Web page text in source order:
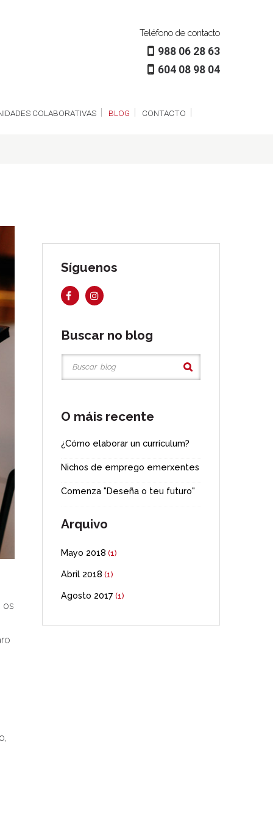
Teléfono de contacto
988 06 28 63
604 08 98 04
COLABORATIVAS BLOG CONTACTO
os
Síguenos
Buscar no blog
O máis recente
¿Cómo elaborar un currículum?
Nichos de emprego emerxentes
Comenza "Deseña o teu futuro"
Arquivo
Mayo 2018 (1)
Abril 2018 (1)
Agosto 2017 (1)